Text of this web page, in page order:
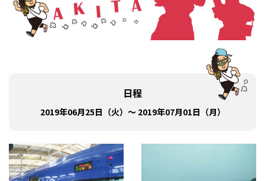
日程
2019年06月25日（火）～ 2019年07月01日（月）